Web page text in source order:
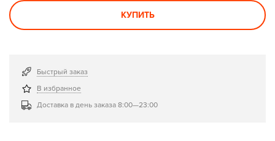
КУПИТЬ
Быстрый заказ
В избранное
Доставка в день заказа 8:00—23:00